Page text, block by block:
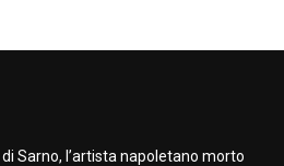
di Sarno, l’artista napoletano morto